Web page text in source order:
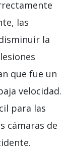
las
la
que fue un
velocidad.
para las
cámaras de